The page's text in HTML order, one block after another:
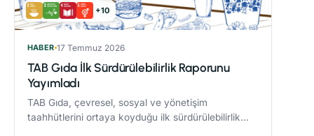
+10
HABER 17 Temmuz 2026
TAB Gıda İlk Sürdürülebilirlik Raporunu
Yayımladı
TAB Gıda, çevresel, sosyal ve yönetişim
taahhütlerini ortaya koyduğu ilk sürdürülebilirlik